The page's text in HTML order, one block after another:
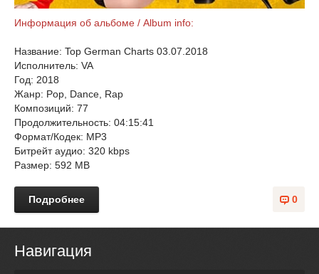
Информация об альбоме / Album info:
Название: Top German Charts 03.07.2018
Исполнитель: VA
Год: 2018
Жанр: Pop, Dance, Rap
Композиций: 77
Продолжительность: 04:15:41
Формат/Кодек: MP3
Битрейт аудио: 320 kbps
Размер: 592 MB
0
Подробнее
Навигация